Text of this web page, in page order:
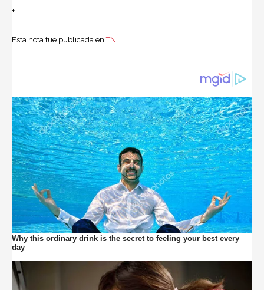
+
Esta nota fue publicada enTN